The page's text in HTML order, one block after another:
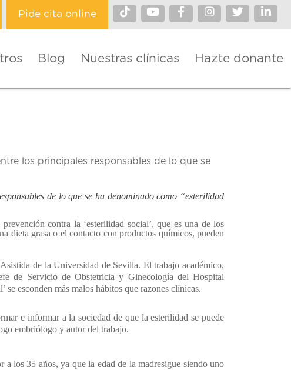
Pide cita online
Blog Nuestras clínicas Hazte donante
los principales responsables de lo que se
de lo que se ha denominado como “esterilidad
contra la ‘esterilidad social’, que es una de los
dieta grasa o el contacto con productos químicos, pueden
de la Universidad de Sevilla. El trabajo académico,
de Servicio de Obstetricia y Ginecología del Hospital
esconden más malos hábitos que razones clínicas.
e informar a la sociedad de que la esterilidad se puede
embriólogo y autor del trabajo.
los 35 años, ya que la edad de la madresigue siendo uno